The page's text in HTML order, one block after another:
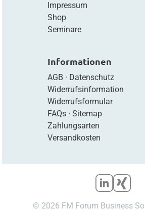
Impressum
Shop
Seminare
Informationen
AGB · Datenschutz
Widerrufsinformation
Widerrufsformular
FAQs· Sitemap
Zahlungsarten
Versandkosten
© 2026 FM Forum Business